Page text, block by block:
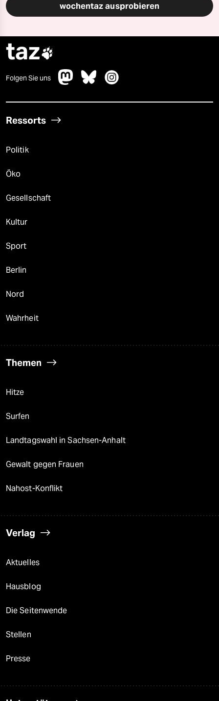
wochentaz ausprobieren
taz
Folgen Sie uns
Ressorts
Politik
Öko
Gesellschaft
Kultur
Sport
Berlin
Nord
Wahrheit
Themen
Hitze
Surfen
Landtagswahl in Sachsen-Anhalt
Gewalt gegen Frauen
Nahost-Konflikt
Verlag
Aktuelles
Hausblog
Die Seitenwende
Stellen
Presse